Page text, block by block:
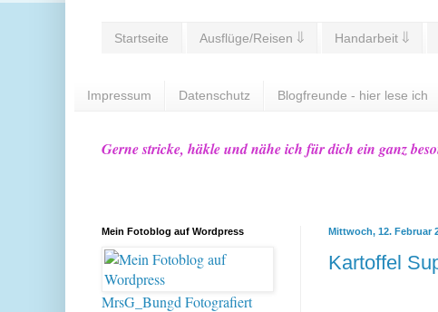
Startseite Ausflüge/Reisen ⇓ Handarbeit ⇓
Impressum Datenschutz Blogfreunde - hier lese ich
Gerne stricke, häkle und nähe ich für dich ein ganz
Mittwoch, 12. Februar
Kartoffel
Mein Fotoblog auf Wordpress
MrsG_Bungd Fotografiert